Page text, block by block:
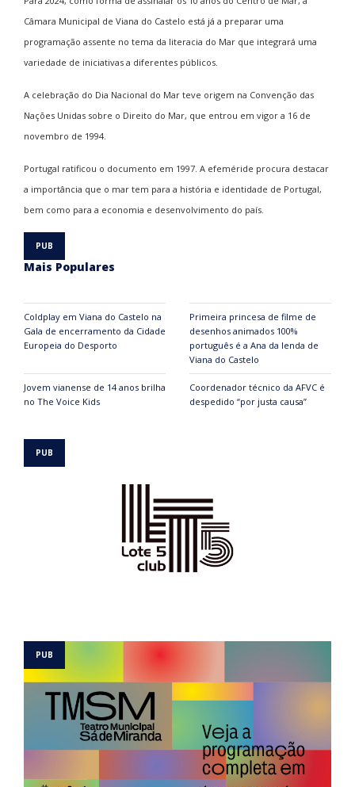
Câmara Municipal de Viana do Castelo está já a preparar uma
programação assente no tema da literacia do Mar que integrará uma
variedade de iniciativas a diferentes públicos.
A celebração do Dia Nacional do Mar teve origem na Convenção das
Nações Unidas sobre o Direito do Mar, que entrou em vigor a 16 de
novembro de 1994.
Portugal ratificou o documento em 1997. A efeméride procura destacar
a importância que o mar tem para a história e identidade de Portugal,
bem como para a economia e desenvolvimento do país.
Mais Populares
Coldplay em Viana do Castelo na
Gala de encerramento da Cidade
Europeia do Desporto
Primeira princesa de filme de
desenhos animados 100%
português é a Ana da lenda de
Viana do Castelo
Jovem vianense de 14 anos brilha
no The Voice Kids
Coordenador técnico da AFVC é
despedido “por justa causa”